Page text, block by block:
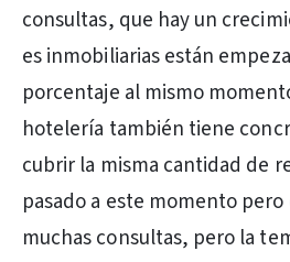
consultas, que hay un
es inmobiliarias están
porcentaje al mismo
hotelería también tiene
cubrir la misma cantidad de
pasado a este momento
muchas consultas, pero la